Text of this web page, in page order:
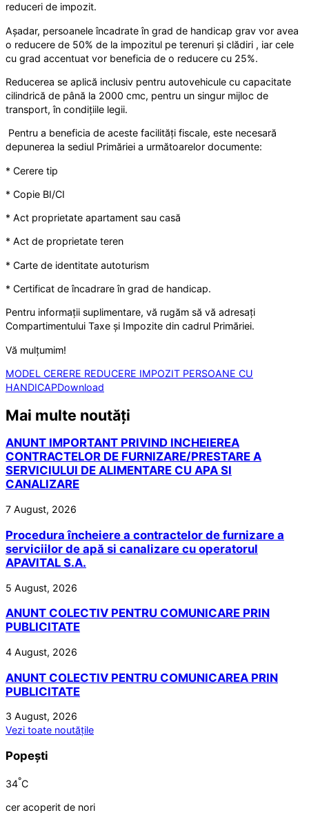
reduceri de impozit.
Așadar, persoanele încadrate în grad de handicap grav vor avea
o reducere de 50% de la impozitul pe terenuri și clădiri , iar cele
cu grad accentuat vor beneficia de o reducere cu 25%.
Reducerea se aplică inclusiv pentru autovehicule cu capacitate
cilindrică de până la 2000 cmc, pentru un singur mijloc de
transport, în condițiile legii.
Pentru a beneficia de aceste facilități fiscale, este necesară
depunerea la sediul Primăriei a următoarelor documente:
* Cerere tip
* Copie BI/CI
* Act proprietate apartament sau casă
* Act de proprietate teren
* Carte de identitate autoturism
* Certificat de încadrare în grad de handicap.
Pentru informații suplimentare, vă rugăm să vă adresați
Compartimentului Taxe și Impozite din cadrul Primăriei.
Vă mulțumim!
MODEL CERERE REDUCERE IMPOZIT PERSOANE CU
HANDICAPDownload
Mai multe noutăți
ANUNT IMPORTANT PRIVIND INCHEIEREA
CONTRACTELOR DE FURNIZARE/PRESTARE A
SERVICIULUI DE ALIMENTARE CU APA SI
CANALIZARE
7 August, 2026
Procedura încheiere a contractelor de furnizare a
serviciilor de apă si canalizare cu operatorul
APAVITAL S.A.
5 August, 2026
ANUNT COLECTIV PENTRU COMUNICARE PRIN
PUBLICITATE
4 August, 2026
ANUNT COLECTIV PENTRU COMUNICAREA PRIN
PUBLICITATE
3 August, 2026
Vezi toate noutățile
Popești
34°C
cer acoperit de nori